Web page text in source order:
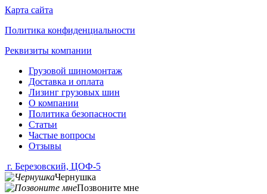
Карта сайта
Политика конфиденциальности
Реквизиты компании
Грузовой шиномонтаж
Доставка и оплата
Лизинг грузовых шин
О компании
Политика безопасности
Статьи
Частые вопросы
Отзывы
г. Березовский, ЦОФ-5
Чернушка
Позвоните мне